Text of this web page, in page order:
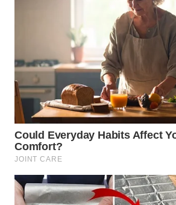
MAJALENGKA
WN
SUBANG
WN
SUKABUMI
WN
PURWAKARTA